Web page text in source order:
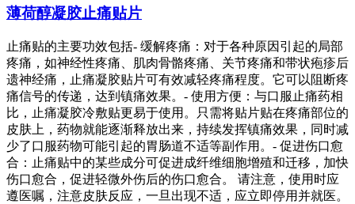
薄荷醇凝胶止痛贴片
止痛贴的主要功效包括- 缓解疼痛：对于各种原因引起的局部
疼痛，如神经性疼痛、肌肉骨骼疼痛、关节疼痛和带状疱疹后
遗神经痛，止痛凝胶贴片可有效减轻疼痛程度。它可以阻断疼
痛信号的传递，达到镇痛效果。- 使用方便：与口服止痛药相
比，止痛凝胶冷敷贴更易于使用。只需将贴片贴在疼痛部位的
皮肤上，药物就能逐渐释放出来，持续发挥镇痛效果，同时减
少了口服药物可能引起的胃肠道不适等副作用。- 促进伤口愈
合：止痛贴中的某些成分可促进成纤维细胞增殖和迁移，加快
伤口愈合，促进轻微外伤后的伤口愈合。 请注意，使用时应
遵医嘱，注意皮肤反应，一旦出现不适，应立即停用并就医。